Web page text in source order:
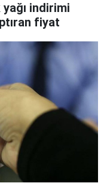
indirimi
fiyat